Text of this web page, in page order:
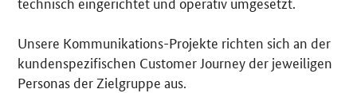
Unsere Kommunikations-Projekte richten sich an der
kundenspezifischen Customer Journey der jeweiligen
Personas der Zielgruppe aus.